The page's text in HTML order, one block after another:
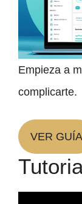
Empieza a
complicarte.
VER GUÍA